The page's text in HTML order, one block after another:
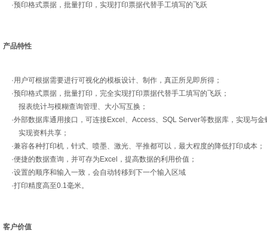
·预印格式票据，批量打印，实现打印票据代替手工填写的飞跃
产品特性
·用户可根据需要进行可视化的模板设计、制作，真正所见即所得；
·预印格式票据，批量打印，完全实现打印票据代替手工填写的飞跃；
报表统计与模糊查询管理、大小写互换；
·外部数据库通用接口，可连接Excel、Access、SQL Server等数据库，实现与金
实现资料共享；
·兼容各种打印机，针式、喷墨、激光、平推都可以，最大程度的降低打印成本；
·便捷的数据查询，并可存为Excel，提高数据的利用价值；
·设置的顺序和输入一致，会自动转移到下一个输入区域
·打印精度高至0.1毫米。
客户价值